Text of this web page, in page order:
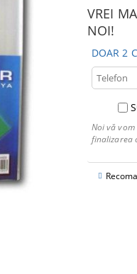
VREI
NOI!
DOAR 2
Noi vă
finalizarea